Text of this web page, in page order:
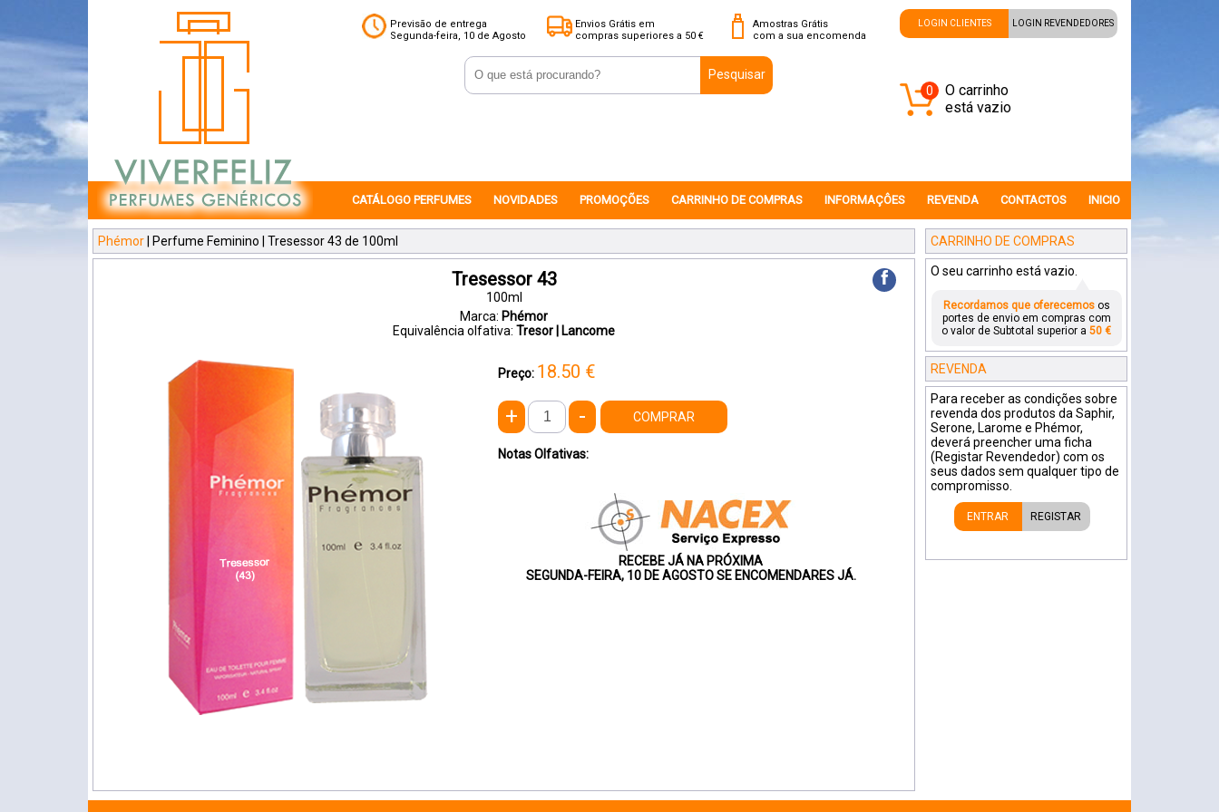
Previsão de entrega
Segunda-feira, 10 de Agosto
Envios Grátis em
compras superiores a 50 €
Amostras Grátis
com a sua encomenda
Pesquisar
LOGIN CLIENTES LOGIN REVENDEDORES
0
O carrinho
está vazio
CATÁLOGO PERFUMES NOVIDADES PROMOÇÕES CARRINHO DE COMPRAS INFORMAÇÔES REVENDA CONTACTOS INICIO
Phémor | Perfume Feminino | Tresessor 43 de 100ml
Tresessor 43
100ml
Marca: Phémor
Equivalência olfativa: Tresor | Lancome
Preço: 18.50 €
+ - COMPRAR
Notas Olfativas:
RECEBE JÁ NA PRÓXIMA
SEGUNDA-FEIRA, 10 DE AGOSTO SE ENCOMENDARES JÁ.
f
CARRINHO DE COMPRAS
O seu carrinho está vazio.
Recordamos que oferecemosos
portes de envio em compras com
o valor de Subtotal superior a 50 €
REVENDA
Para receber as condições sobre
revenda dos produtos da Saphir,
Serone, Larome e Phémor,
deverá preencher uma ficha
(Registar Revendedor) com os
seus dados sem qualquer tipo de
compromisso.
ENTRAR REGISTAR